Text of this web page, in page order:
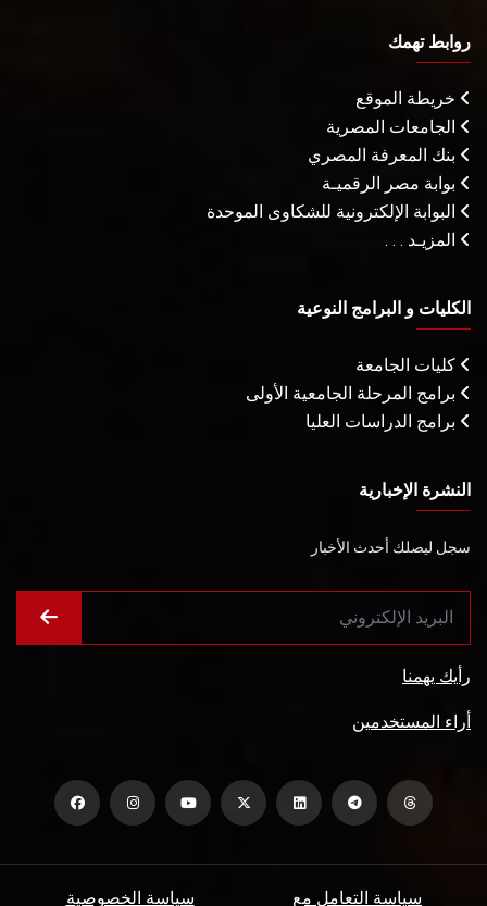
روابط تهمك
خريطة الموقع
الجامعات المصرية
بنك المعرفة المصري
بوابة مصر الرقميـة
البوابة الإلكترونية للشكاوى الموحدة
المزيـد . . .
الكليات و البرامج النوعية
كليات الجامعة
برامج المرحلة الجامعية الأولى
برامج الدراسات العليا
النشرة الإخبارية
سجل ليصلك أحدث الأخبار
رأيك يهمنا
أراء المستخدمين
سياسة الخصوصية سياسة التعامل مع